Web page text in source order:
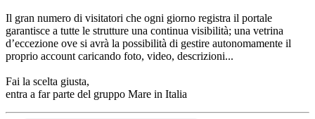
Il gran numero di visitatori che ogni giorno registra il portale
garantisce a tutte le strutture una continua visibilità; una vetrina
d’eccezione ove si avrà la possibilità di gestire autonomamente il
proprio account caricando foto, video, descrizioni...
Fai la scelta giusta,
entra a far parte del gruppo Mare in Italia